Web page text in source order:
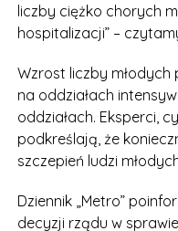
liczby ciężko chorych
hospitalizacji” –
Wzrost liczby
na oddziałach
oddziałach. Eksperci,
podkreślają, że
szczepień ludzi
Dziennik „Metro”
decyzji rządu w